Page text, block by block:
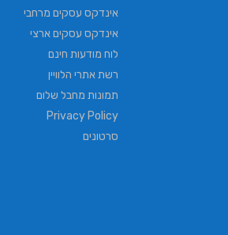
אינדקס עסקים מרחבי
אינדקס עסקים ארצי
לוח מודעות חינם
רשת אתרי הלוויין
תמונות מחבל שלום
Privacy Policy
סרטונים